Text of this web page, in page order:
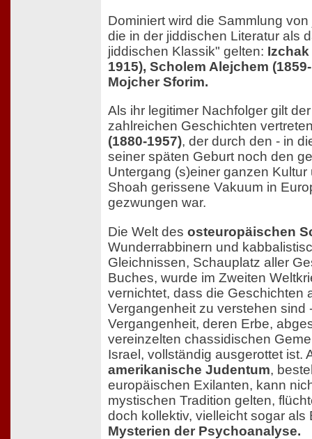
Dominiert wird die Sammlung
die in der jiddischen Literatur als
jiddischen Klassik" gelten: Izchak
1915), Scholem Alejchem
Mojcher Sforim.
Als ihr legitimer Nachfolger gilt
zahlreichen Geschichten
(1880-1957), der durch den - in
seiner späten Geburt noch den
Untergang (s)einer ganzen
Shoah gerissene Vakuum in
gezwungen war.
Die Welt des osteuropäischen
Wunderrabbinern und
Gleichnissen, Schauplatz aller
Buches, wurde im Zweiten
vernichtet, dass die Geschichten
Vergangenheit zu verstehen sind
Vergangenheit, deren Erbe,
vereinzelten chassidischen
Israel, vollständig ausgerottet ist.
amerikanische Judentum,
europäischen Exilanten, kann
mystischen Tradition gelten,
doch kollektiv, vielleicht sogar als
Mysterien der Psychoanalyse.